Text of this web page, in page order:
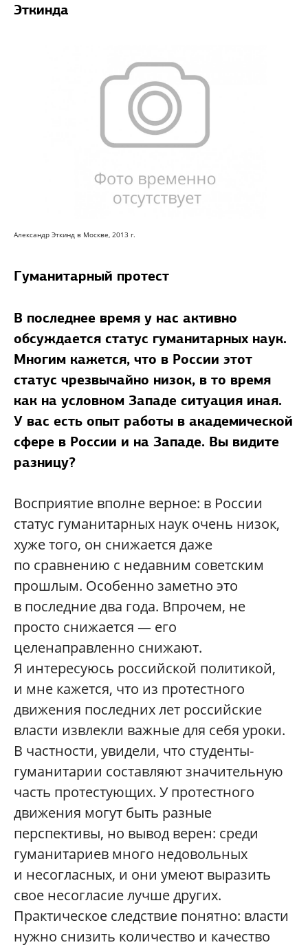
Эткинда
Александр Эткинд в Москве, 2013 г.
Гуманитарный протест
В последнее время у нас активно
обсуждается статус гуманитарных наук.
Многим кажется, что в России этот
статус чрезвычайно низок, в то время
как на условном Западе ситуация иная.
У вас есть опыт работы в академической
сфере в России и на Западе. Вы видите
разницу?
Восприятие вполне верное: в России
статус гуманитарных наук очень низок,
хуже того, он снижается даже
по сравнению с недавним советским
прошлым. Особенно заметно это
в последние два года. Впрочем, не
просто снижается — его
целенаправленно снижают.
Я интересуюсь российской политикой,
и мне кажется, что из протестного
движения последних лет российские
власти извлекли важные для себя уроки.
В частности, увидели, что студенты-
гуманитарии составляют значительную
часть протестующих. У протестного
движения могут быть разные
перспективы, но вывод верен: среди
гуманитариев много недовольных
и несогласных, и они умеют выразить
свое несогласие лучше других.
Практическое следствие понятно: власти
нужно снизить количество и качество